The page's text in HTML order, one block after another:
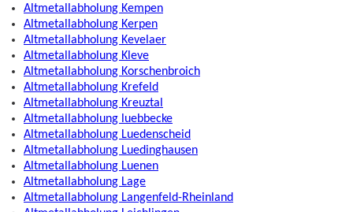
Altmetallabholung Kempen
Altmetallabholung Kerpen
Altmetallabholung Kevelaer
Altmetallabholung Kleve
Altmetallabholung Korschenbroich
Altmetallabholung Krefeld
Altmetallabholung Kreuztal
Altmetallabholung luebbecke
Altmetallabholung Luedenscheid
Altmetallabholung Luedinghausen
Altmetallabholung Luenen
Altmetallabholung Lage
Altmetallabholung Langenfeld-Rheinland